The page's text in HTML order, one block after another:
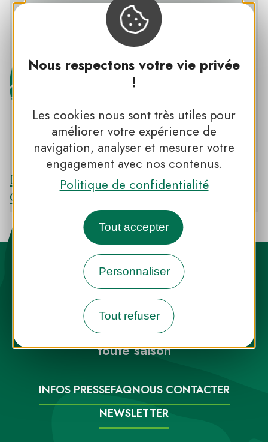
Nous respectons votre vie privée
!
Les cookies nous sont très utiles pour
améliorer votre expérience de
navigation, analyser et mesurer votre
engagement avec nos contenus.
Politique de confidentialité
Tout accepter
Personnaliser
Tout refuser
www.bains-saint-thomas.fr
PNR DES PYRÉNÉES CATALANES
Découvrir le PNR DES PYRÉNÉES
CATALANES
Destination Parcs, de l’inspiration en
toute saison
INFOS PRESSEFAQNOUS CONTACTER
NEWSLETTER